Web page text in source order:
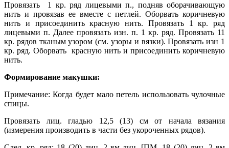
Провязать 1 кр. ряд лицевыми п., подняв оборачивающую
нить и провязав ее вместе с петлей. Оборвать коричневую
нить и присоединить красную нить. Провязать 1 кр. ряд
лицевыми п. Далее провязать изн. п. 1 кр. ряд. Провязать 11
кр. рядов тканым узором (см. узоры и вязки). Провязать изн 1
кр. ряд. Оборвать красную нить и присоединить коричневую
нить.
Формирование макушки:
Примечание: Когда будет мало петель использовать чулочные
спицы.
Провязать лиц. гладью 12,5 (13) см от начала вязания
(измерения производить в части без укороченных рядов).